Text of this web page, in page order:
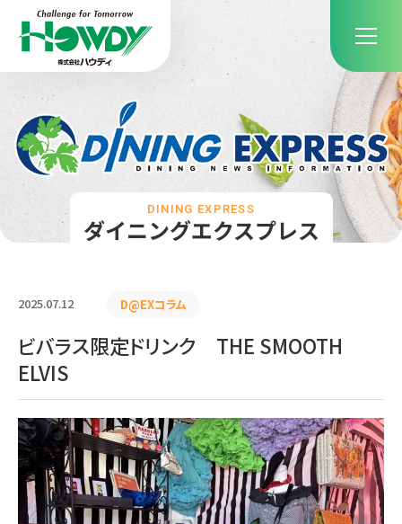
ダイニングエクスプレス
DINING EXPRESS
2025.07.12 D@EXコラム
ビバラス限定ドリンク THE SMOOTH
ELVIS